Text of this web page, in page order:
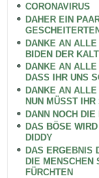
CORONAVIRUS
DAHER EIN
DANKE AN
BIDEN DER
DANKE AN
DASS IHR UNS
DANKE AN
NUN MÜSST
DANN NOCH
DAS BÖSE
DIDDY
DAS ERGEBNIS
DIE MENSCHEN
FÜRCHTEN